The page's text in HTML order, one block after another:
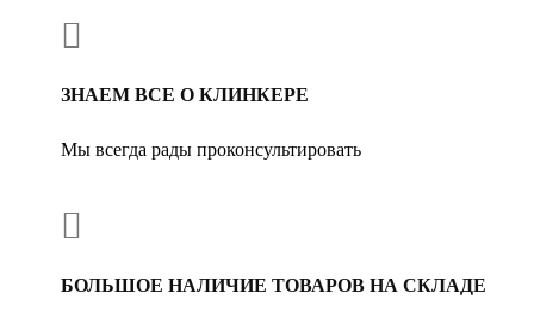

ЗНАЕМ ВСЕ О КЛИНКЕРЕ
Мы всегда рады проконсультировать

БОЛЬШОЕ НАЛИЧИЕ ТОВАРОВ НА СКЛАДЕ